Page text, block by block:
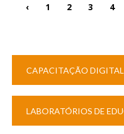
‹ 1 2 3 4
CAPACITAÇÃO DIGITAL
LABORATÓRIOS DE